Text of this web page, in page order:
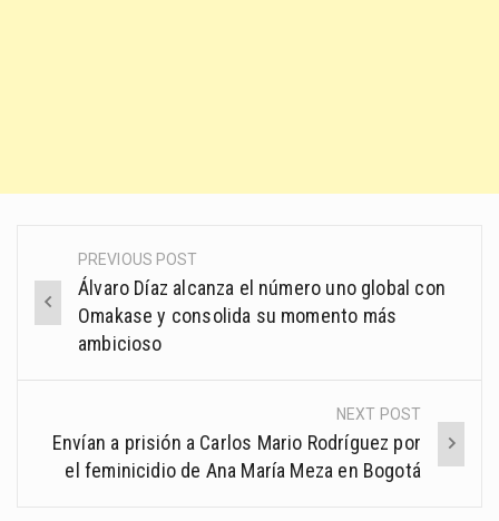
Post
navigation
PREVIOUS POST
Álvaro Díaz alcanza el número uno global con
Omakase y consolida su momento más
ambicioso
NEXT POST
Envían a prisión a Carlos Mario Rodríguez por
el feminicidio de Ana María Meza en Bogotá